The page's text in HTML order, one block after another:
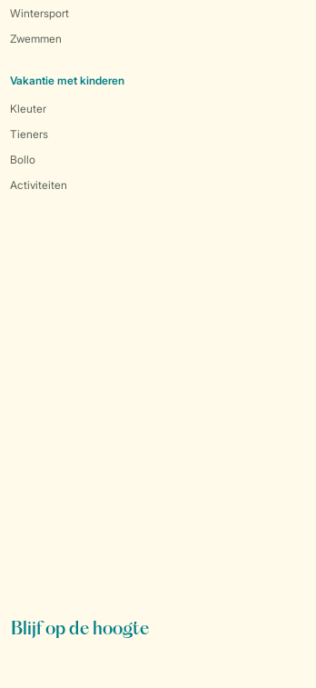
Wintersport
Zwemmen
Vakantie met kinderen
Kleuter
Tieners
Bollo
Activiteiten
Blijf op de hoogte